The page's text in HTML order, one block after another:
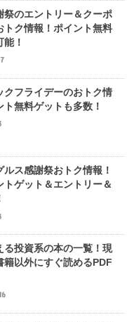
祭のエントリー＆クーポ
トク情報！ポイント無料
！
クフライデーのおトク情
ト無料ゲットも多数！
ルス感謝祭おトク情報！
トゲット＆エントリー＆
る投資系の本の一覧！現
籍以外にすぐ読めるPDF